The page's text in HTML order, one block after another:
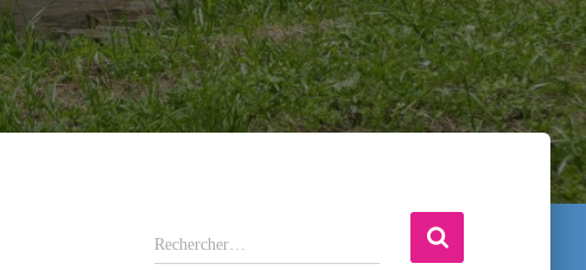
R
e
Rechercher…